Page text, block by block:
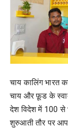
चाय कालिंग भारत
चाय और फ़ूड के
देश विदेश में 100
शुरुआती तौर पर